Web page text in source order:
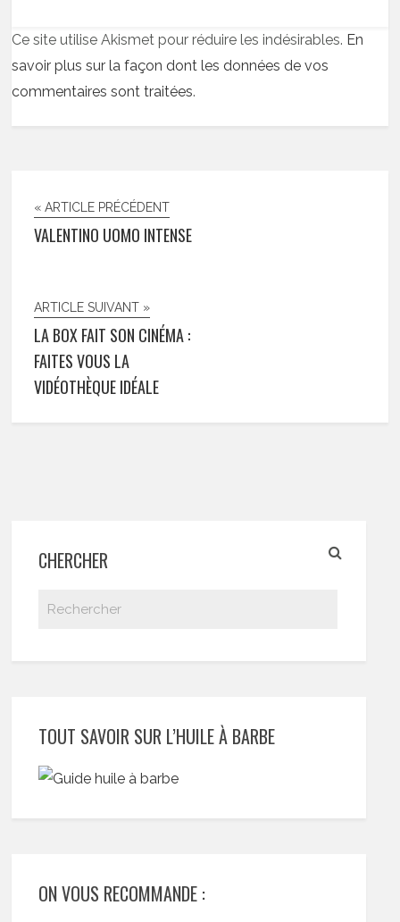
Ce site utilise Akismet pour réduire les indésirables. En
savoir plus sur la façon dont les données de vos
commentaires sont traitées.
« ARTICLE PRÉCÉDENT
VALENTINO UOMO INTENSE
ARTICLE SUIVANT »
LA BOX FAIT SON CINÉMA :
FAITES VOUS LA
VIDÉOTHÈQUE IDÉALE
CHERCHER
TOUT SAVOIR SUR L’HUILE À BARBE
ON VOUS RECOMMANDE :